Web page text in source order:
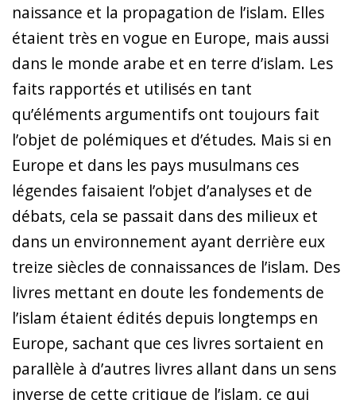
naissance et la propagation de l’islam. Elles
étaient très en vogue en Europe, mais aussi
dans le monde arabe et en terre d’islam. Les
faits rapportés et utilisés en tant
qu’éléments argumentifs ont toujours fait
l’objet de polémiques et d’études. Mais si en
Europe et dans les pays musulmans ces
légendes faisaient l’objet d’analyses et de
débats, cela se passait dans des milieux et
dans un environnement ayant derrière eux
treize siècles de connaissances de l’islam. Des
livres mettant en doute les fondements de
l’islam étaient édités depuis longtemps en
Europe, sachant que ces livres sortaient en
parallèle à d’autres livres allant dans un sens
inverse de cette critique de l’islam, ce qui